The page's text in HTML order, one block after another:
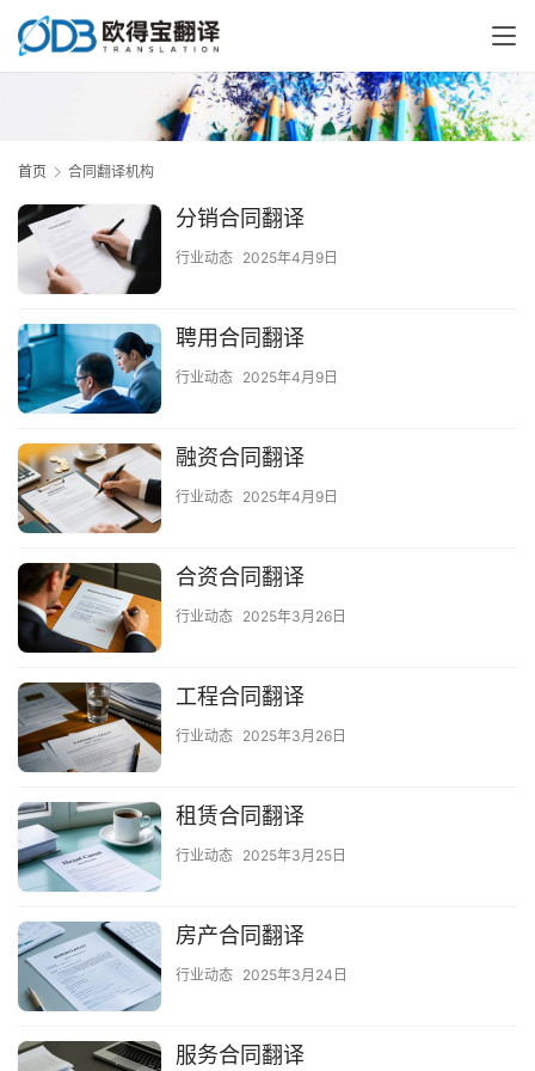
首页 合同翻译机构
分销合同翻译
行业动态 2025年4月9日
聘用合同翻译
行业动态 2025年4月9日
融资合同翻译
行业动态 2025年4月9日
合资合同翻译
行业动态 2025年3月26日
工程合同翻译
行业动态 2025年3月26日
租赁合同翻译
行业动态 2025年3月25日
房产合同翻译
行业动态 2025年3月24日
服务合同翻译